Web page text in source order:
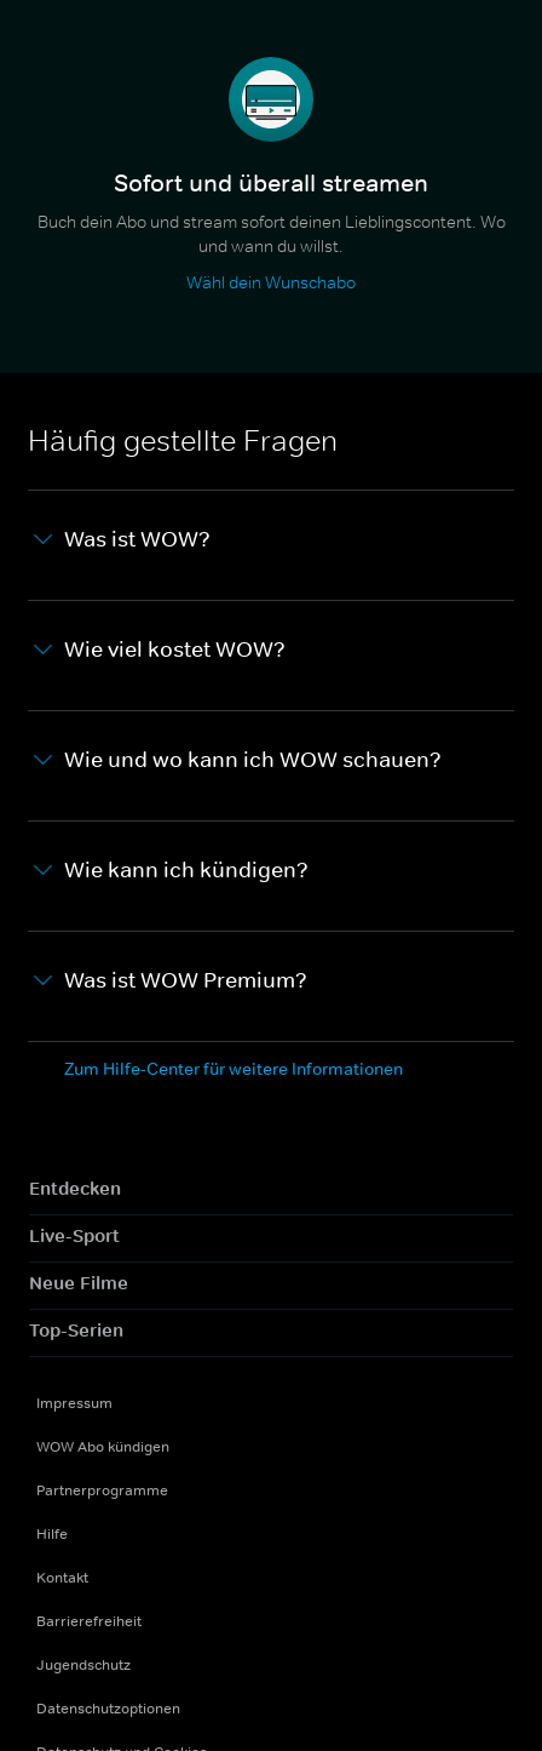
Sofort und überall streamen
Buch dein Abo und stream sofort deinen Lieblingscontent. Wo
und wann du willst.
Wähl dein Wunschabo
Häufig gestellte Fragen
Was ist WOW?
Wie viel kostet WOW?
Wie und wo kann ich WOW schauen?
Wie kann ich kündigen?
Was ist WOW Premium?
Zum Hilfe-Center für weitere Informationen
Entdecken
Live-Sport
Neue Filme
Top-Serien
Impressum
WOW Abo kündigen
Partnerprogramme
Hilfe
Kontakt
Barrierefreiheit
Jugendschutz
Datenschutzoptionen